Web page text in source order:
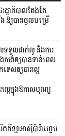
ឋាភិបាលតែងតែ
ឱ្យបានចូលបម្រើ
ទទួលដាក់លូ និងការ
ងសង់ឲ្យបានទាន់ពេល
ទេសឲ្យបានល្អ
ល្អក្នុងឱកាសបុណ្យ
កីឡាអាស៊ីប៉ារ៉ាហ្គេម